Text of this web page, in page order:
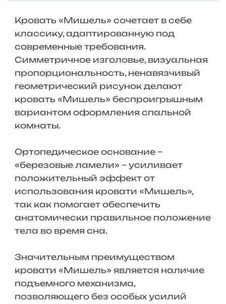
Кровать «Мишель» сочетает в себе
классику, адаптированную под
современные требования.
Симметричное изголовье, визуальная
пропорциональность, ненавязчивый
геометрический рисунок делают
кровать «Мишель» беспроигрышным
вариантом оформления спальной
комнаты.
Ортопедическое основание –
«березовые ламели» – усиливает
положительный эффект от
использования кровати «Мишель»,
так как помогает обеспечить
анатомически правильное положение
тела во время сна.
Значительным преимуществом
кровати «Мишель» является наличие
подъемного механизма,
позволяющего без особых усилий